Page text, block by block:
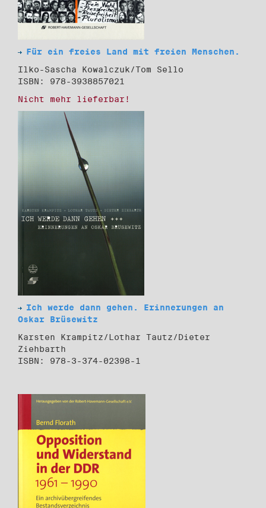
Für ein freies Land mit freien Menschen.
Ilko-Sascha Kowalczuk/Tom Sello
ISBN: 978-3938857021
Nicht mehr lieferbar!
Ich werde dann gehen. Erinnerungen an
Oskar Brüsewitz
Karsten Krampitz/Lothar Tautz/Dieter
Ziehbarth
ISBN: 978-3-374-02398-1